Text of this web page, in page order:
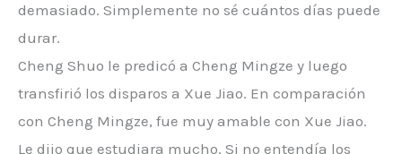
demasiado. Simplemente no sé cuántos días puede
durar.
Cheng Shuo le predicó a Cheng Mingze y luego
transfirió los disparos a Xue Jiao. En comparación
con Cheng Mingze, fue muy amable con Xue Jiao.
Le dijo que estudiara mucho. Si no entendía los